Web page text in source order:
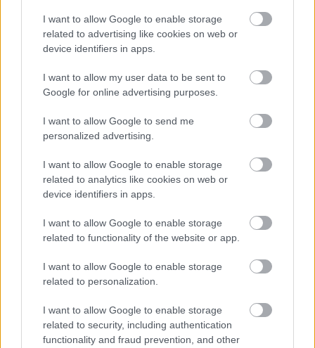
I want to allow Google to enable storage
related to advertising like cookies on web or
device identifiers in apps.
I want to allow my user data to be sent to
Google for online advertising purposes.
I want to allow Google to send me
personalized advertising.
I want to allow Google to enable storage
related to analytics like cookies on web or
device identifiers in apps.
I want to allow Google to enable storage
related to functionality of the website or app.
I want to allow Google to enable storage
related to personalization.
I want to allow Google to enable storage
related to security, including authentication
functionality and fraud prevention, and other
pravnomočno spoznan za krivega v katerikoli zadevi,
bo moral iti,"je poudaril.
Jutri naj bi se končno javno